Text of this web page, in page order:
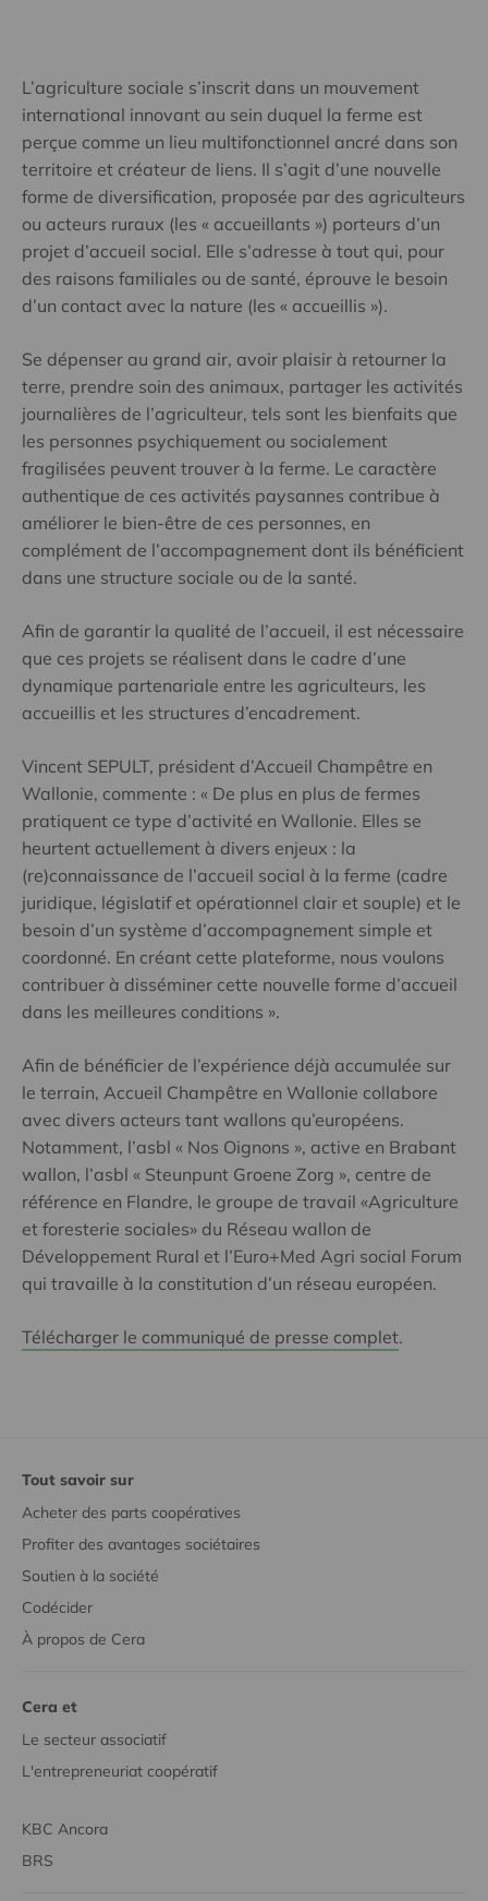
L’agriculture sociale s’inscrit dans un mouvement
international innovant au sein duquel la ferme est
perçue comme un lieu multifonctionnel ancré dans son
territoire et créateur de liens. Il s’agit d’une nouvelle
forme de diversification, proposée par des agriculteurs
ou acteurs ruraux (les « accueillants ») porteurs d’un
projet d’accueil social. Elle s’adresse à tout qui, pour
des raisons familiales ou de santé, éprouve le besoin
d’un contact avec la nature (les « accueillis »).
Se dépenser au grand air, avoir plaisir à retourner la
terre, prendre soin des animaux, partager les activités
journalières de l’agriculteur, tels sont les bienfaits que
les personnes psychiquement ou socialement
fragilisées peuvent trouver à la ferme. Le caractère
authentique de ces activités paysannes contribue à
améliorer le bien-être de ces personnes, en
complément de l’accompagnement dont ils bénéficient
dans une structure sociale ou de la santé.
Afin de garantir la qualité de l’accueil, il est nécessaire
que ces projets se réalisent dans le cadre d’une
dynamique partenariale entre les agriculteurs, les
accueillis et les structures d’encadrement.
Vincent SEPULT, président d’Accueil Champêtre en
Wallonie, commente : « De plus en plus de fermes
pratiquent ce type d’activité en Wallonie. Elles se
heurtent actuellement à divers enjeux : la
(re)connaissance de l’accueil social à la ferme (cadre
juridique, législatif et opérationnel clair et souple) et le
besoin d’un système d’accompagnement simple et
coordonné. En créant cette plateforme, nous voulons
contribuer à disséminer cette nouvelle forme d’accueil
dans les meilleures conditions ».
Afin de bénéficier de l’expérience déjà accumulée sur
le terrain, Accueil Champêtre en Wallonie collabore
avec divers acteurs tant wallons qu’européens.
Notamment, l’asbl « Nos Oignons », active en Brabant
wallon, l’asbl « Steunpunt Groene Zorg », centre de
référence en Flandre, le groupe de travail «Agriculture
et foresterie sociales» du Réseau wallon de
Développement Rural et l’Euro+Med Agri social Forum
qui travaille à la constitution d’un réseau européen.
Télécharger le communiqué de presse complet.
Tout savoir sur
Acheter des parts coopératives
Profiter des avantages sociétaires
Soutien à la société
Codécider
À propos de Cera
Cera et
Le secteur associatif
L'entrepreneuriat coopératif
KBC Ancora
BRS